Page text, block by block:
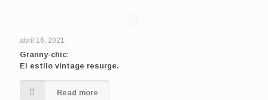
abril 16, 2021
Granny-chic:
El estilo vintage resurge.
Read more